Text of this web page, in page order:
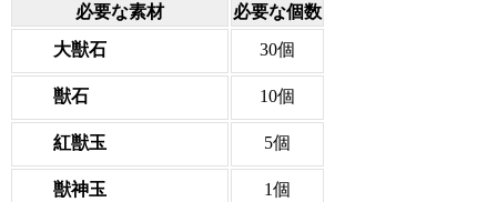
必要な素材
必要な個数
大獣石
30個
獣石 10個
紅獣玉 5個
獣神玉 1個